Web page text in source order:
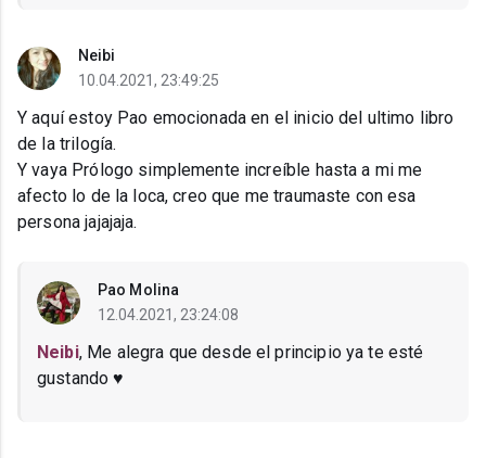
Neibi
10.04.2021, 23:49:25
Y aquí estoy Pao emocionada en el inicio del ultimo libro
de la trilogía.
Y vaya Prólogo simplemente increíble hasta a mi me
afecto lo de la loca, creo que me traumaste con esa
persona jajajaja.
Pao Molina
12.04.2021, 23:24:08
Neibi, Me alegra que desde el principio ya te esté
gustando ♥